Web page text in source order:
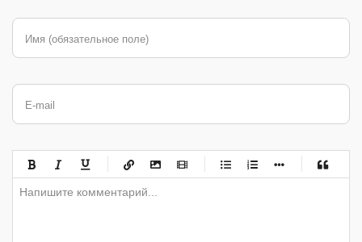
Имя (обязательное поле)
E-mail
-
-
-